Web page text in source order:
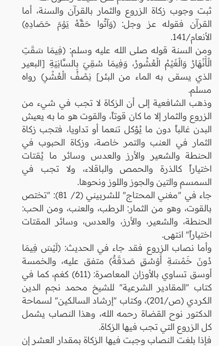
ثبت وجوب زكاة الزروع والثمار بالقرآن والسنة، أما
القرآن فقوله عز وجل: (وَآتُوا حَقَّهُ يَوْمَ حَصَادِهِ)
الأنعام/141.
ومن السنة قوله صلى الله عليه وسلم: (فِيمَا سَقَتِ
الْأَنْهَارُ وَالْغَيْمُ الْعُشُورُ، وَفِيمَا سُقِيَ بِالسَّانِيَةِ [البعير
الذي يسقى به الماء من البئر] نِصْفُ الْعُشْرِ) رواه
مسلم.
وذهب الشافعية إلى أن الزكاة لا تجب في شيء من
الزروع والثمار إلا ما كان قوتاً، والقوت هو ما به يعيش
البدن غالباً دون ما يُؤكل تنعما أو تداويا، فتجب زكاة
الثمار في العنب والتمر خاصة، وزكاة الحبوب في
الحنطة والشعير والأرز والعدس وسائر ما يُقتات
اختياراً كالذرة والحمص والباقلاء، ولا تجب في
السمسم والتين والجوز واللوز ونحوها.
جاء في "مغني المحتاج" للشربيني (2/ 81): "تختص
بالقوت، وهو من الثمار: الرطب، والعنب، ومن الحب:
الحنطة، والشعير، والأرز، والعدس، وسائر المقتات
اختياراً" انتهى.
وأما نصاب الزروع فقد جاء في الحديث: (لَيْسَ فِيمَا
دُونَ خَمْسَةِ أَوْسُقٍ صَدَقَةٌ) متفق عليه، والخمسة
أوسق تساوي بالأوزان المعاصرة: (611) كغم، كما في
كتاب "المقادير الشرعية" للشيخ محمد نجم الدين
الكردي (ص/201)، وكتاب "إرشاد السالكين" لسماحة
الدكتور نوح القضاة رحمه الله، وهذا النصاب يشمل
كل الزروع التي تجب فيها الزكاة.
فإذا بلغت النصاب وجبت فيها الزكاة بمقدار العشر إن